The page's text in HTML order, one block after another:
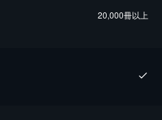
20,000冊以上